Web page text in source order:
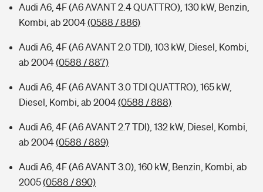
Audi A6, 4F (A6 AVANT 2.4 QUATTRO), 130 kW, Benzin,
Kombi, ab 2004(0588 / 886)
Audi A6, 4F (A6 AVANT 2.0 TDI), 103 kW, Diesel, Kombi,
ab 2004(0588 / 887)
Audi A6, 4F (A6 AVANT 3.0 TDI QUATTRO), 165 kW,
Diesel, Kombi, ab 2004(0588 / 888)
Audi A6, 4F (A6 AVANT 2.7 TDI), 132 kW, Diesel, Kombi,
ab 2004(0588 / 889)
Audi A6, 4F (A6 AVANT 3.0), 160 kW, Benzin, Kombi, ab
2005(0588 / 890)